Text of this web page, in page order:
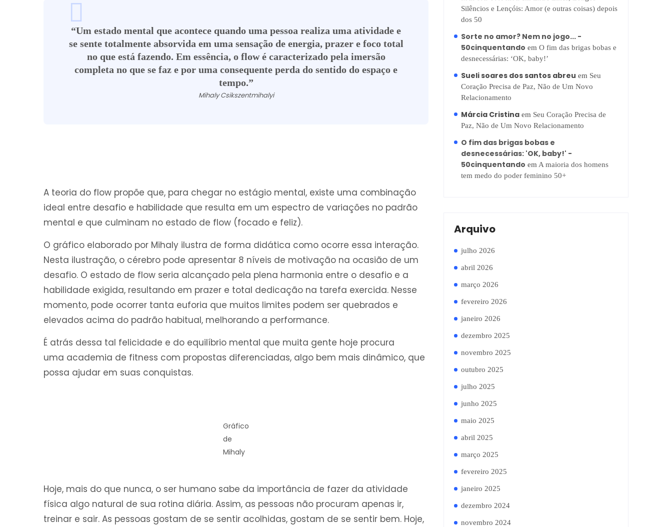
“Um estado mental que acontece quando uma pessoa realiza uma atividade e
se sente totalmente absorvida em uma sensação de energia, prazer e foco total
no que está fazendo. Em essência, o flow é caracterizado pela imersão
completa no que se faz e por uma consequente perda do sentido do espaço e
tempo.”
Mihaly Csikszentmihalyi
A teoria do flow propõe que, para chegar no estágio mental, existe uma combinação
ideal entre desafio e habilidade que resulta em um espectro de variações no padrão
mental e que culminam no estado de flow (focado e feliz).
O gráfico elaborado por Mihaly ilustra de forma didática como ocorre essa interação.
Nesta ilustração, o cérebro pode apresentar 8 níveis de motivação na ocasião de um
desafio. O estado de flow seria alcançado pela plena harmonia entre o desafio e a
habilidade exigida, resultando em prazer e total dedicação na tarefa exercida. Nesse
momento, pode ocorrer tanta euforia que muitos limites podem ser quebrados e
elevados acima do padrão habitual, melhorando a performance.
É atrás dessa tal felicidade e do equilíbrio mental que muita gente hoje procura
uma academia de fitness com propostas diferenciadas, algo bem mais dinâmico, que
possa ajudar em suas conquistas.
Gráfico
de
Mihaly
Hoje, mais do que nunca, o ser humano sabe da importância de fazer da atividade
física algo natural de sua rotina diária. Assim, as pessoas não procuram apenas ir,
treinar e sair. As pessoas gostam de se sentir acolhidas, gostam de se sentir bem. Hoje,
Silêncios e Lençóis: Amor (e outras coisas) depois
dos 50
Sorte no amor? Nem no jogo... -
50cinquentando em O fim das brigas bobas e
desnecessárias: ‘OK, baby!’
Sueli soares dos santos abreu em Seu
Coração Precisa de Paz, Não de Um Novo
Relacionamento
Márcia Cristina em Seu Coração Precisa de
Paz, Não de Um Novo Relacionamento
O fim das brigas bobas e
desnecessárias: 'OK, baby!' -
50cinquentando em A maioria dos homens
tem medo do poder feminino 50+
Arquivo
julho 2026
abril 2026
março 2026
fevereiro 2026
janeiro 2026
dezembro 2025
novembro 2025
outubro 2025
julho 2025
junho 2025
maio 2025
abril 2025
março 2025
fevereiro 2025
janeiro 2025
dezembro 2024
novembro 2024